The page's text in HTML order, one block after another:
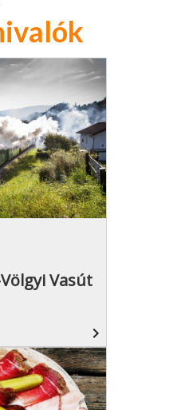
Vasút
navigate_next